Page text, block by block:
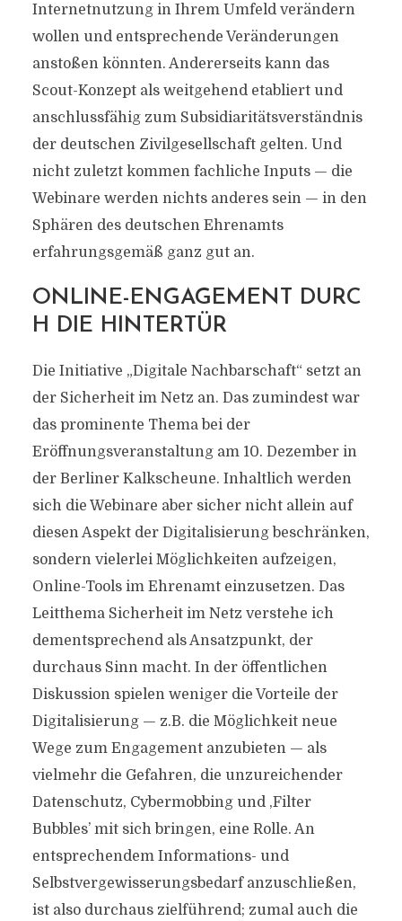
Internetnutzung in Ihrem Umfeld verändern
wollen und entsprechende Veränderungen
anstoßen könnten. Andererseits kann das
Scout-Konzept als weitgehend etabliert und
anschlussfähig zum Subsidiaritätsverständnis
der deutschen Zivilgesellschaft gelten. Und
nicht zuletzt kommen fachliche Inputs — die
Webinare werden nichts anderes sein — in den
Sphären des deutschen Ehrenamts
erfahrungsgemäß ganz gut an.
ONLINE-ENGAGEMENT DURC
H DIE HINTERTÜR
Die Initiative „Digitale Nachbarschaft“ setzt an
der Sicherheit im Netz an. Das zumindest war
das prominente Thema bei der
Eröffnungsveranstaltung am 10. Dezember in
der Berliner Kalkscheune. Inhaltlich werden
sich die Webinare aber sicher nicht allein auf
diesen Aspekt der Digitalisierung beschränken,
sondern vielerlei Möglichkeiten aufzeigen,
Online-Tools im Ehrenamt einzusetzen. Das
Leitthema Sicherheit im Netz verstehe ich
dementsprechend als Ansatzpunkt, der
durchaus Sinn macht. In der öffentlichen
Diskussion spielen weniger die Vorteile der
Digitalisierung — z.B. die Möglichkeit neue
Wege zum Engagement anzubieten — als
vielmehr die Gefahren, die unzureichender
Datenschutz, Cybermobbing und ‚Filter
Bubbles’ mit sich bringen, eine Rolle. An
entsprechendem Informations- und
Selbstvergewisserungsbedarf anzuschließen,
ist also durchaus zielführend; zumal auch die